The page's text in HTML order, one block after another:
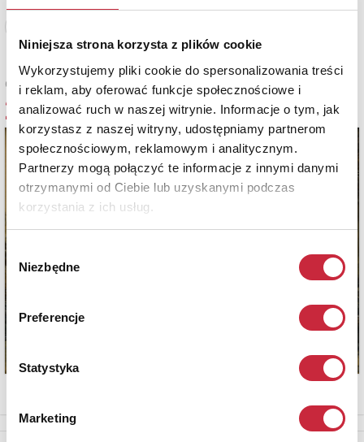
Niniejsza strona korzysta z plików cookie
Wykorzystujemy pliki cookie do spersonalizowania treści
i reklam, aby oferować funkcje społecznościowe i
analizować ruch w naszej witrynie. Informacje o tym, jak
korzystasz z naszej witryny, udostępniamy partnerom
społecznościowym, reklamowym i analitycznym.
Partnerzy mogą połączyć te informacje z innymi danymi
otrzymanymi od Ciebie lub uzyskanymi podczas
korzystania z ich usług.
Wybór
zgody
Niezbędne
Preferencje
Statystyka
Marketing
Cena sprzedaży
2 500 zł